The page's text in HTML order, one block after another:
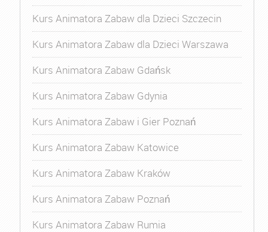
Kurs Animatora Zabaw dla Dzieci Szczecin
Kurs Animatora Zabaw dla Dzieci Warszawa
Kurs Animatora Zabaw Gdańsk
Kurs Animatora Zabaw Gdynia
Kurs Animatora Zabaw i Gier Poznań
Kurs Animatora Zabaw Katowice
Kurs Animatora Zabaw Kraków
Kurs Animatora Zabaw Poznań
Kurs Animatora Zabaw Rumia